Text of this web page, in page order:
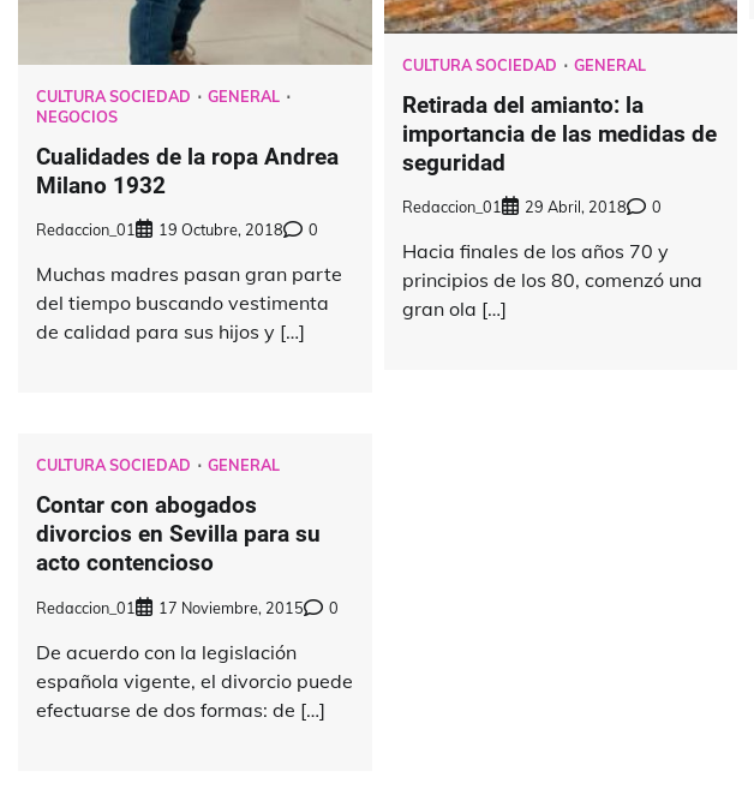
CULTURA SOCIEDAD
GENERAL
NEGOCIOS
Cualidades de la ropa Andrea
Milano 1932
Redaccion_01 19 Octubre, 2018 0
Muchas madres pasan gran parte
del tiempo buscando vestimenta
de calidad para sus hijos y […]
CULTURA SOCIEDAD GENERAL
Retirada del amianto: la
importancia de las medidas de
seguridad
Redaccion_01 29 Abril, 2018 0
Hacia finales de los años 70 y
principios de los 80, comenzó una
gran ola […]
CULTURA SOCIEDAD GENERAL
Contar con abogados
divorcios en Sevilla para su
acto contencioso
Redaccion_01 17 Noviembre, 2015 0
De acuerdo con la legislación
española vigente, el divorcio puede
efectuarse de dos formas: de […]